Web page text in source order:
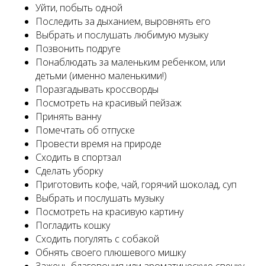
Уйти, побыть одной
Последить за дыханием, выровнять его
Выбрать и послушать любимую музыку
Позвонить подруге
Понаблюдать за маленьким ребенком, или
детьми (именно маленькими!)
Поразгадывать кроссворды
Посмотреть на красивый пейзаж
Принять ванну
Помечтать об отпуске
Провести время на природе
Сходить в спортзал
Сделать уборку
Приготовить кофе, чай, горячий шоколад, суп
Выбрать и послушать музыку
Посмотреть на красивую картину
Погладить кошку
Сходить погулять с собакой
Обнять своего плюшевого мишку